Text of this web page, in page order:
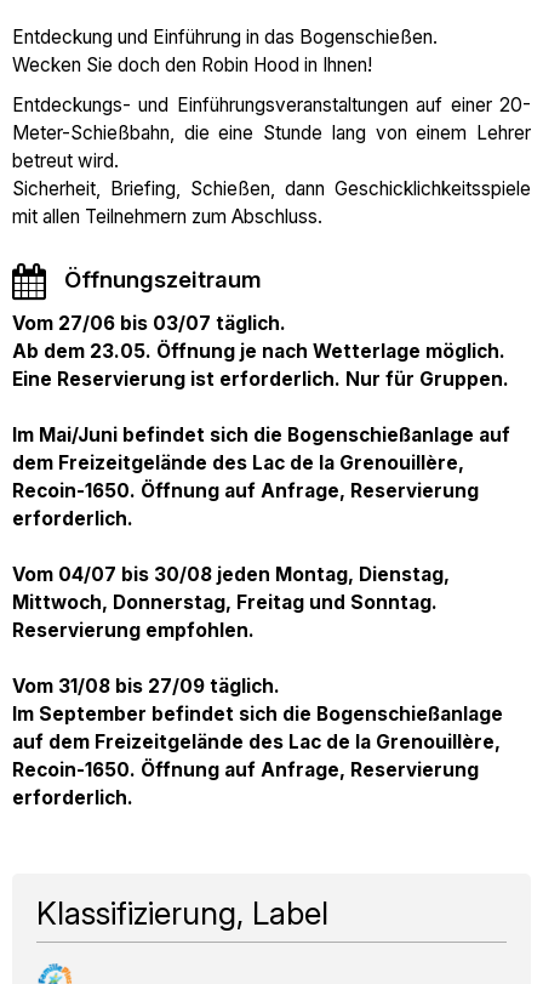
Entdeckung und Einführung in das Bogenschießen.
Wecken Sie doch den Robin Hood in Ihnen!
Entdeckungs- und Einführungsveranstaltungen auf einer 20-
Meter-Schießbahn, die eine Stunde lang von einem Lehrer
betreut wird.
Sicherheit, Briefing, Schießen, dann Geschicklichkeitsspiele
mit allen Teilnehmern zum Abschluss.
Öffnungszeitraum
Vom 27/06 bis 03/07 täglich.
Ab dem 23.05. Öffnung je nach Wetterlage möglich.
Eine Reservierung ist erforderlich. Nur für Gruppen.
Im Mai/Juni befindet sich die Bogenschießanlage auf
dem Freizeitgelände des Lac de la Grenouillère,
Recoin-1650. Öffnung auf Anfrage, Reservierung
erforderlich.
Vom 04/07 bis 30/08 jeden Montag, Dienstag,
Mittwoch, Donnerstag, Freitag und Sonntag.
Reservierung empfohlen.
Vom 31/08 bis 27/09 täglich.
Im September befindet sich die Bogenschießanlage
auf dem Freizeitgelände des Lac de la Grenouillère,
Recoin-1650. Öffnung auf Anfrage, Reservierung
erforderlich.
Klassifizierung, Label